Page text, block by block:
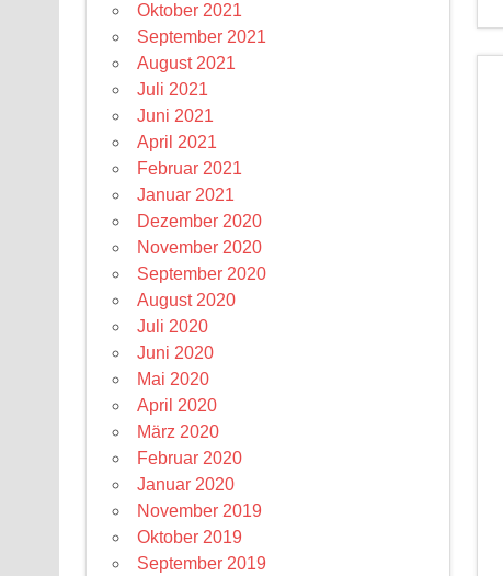
Oktober 2021
September 2021
August 2021
Juli 2021
Juni 2021
April 2021
Februar 2021
Januar 2021
Dezember 2020
November 2020
September 2020
August 2020
Juli 2020
Juni 2020
Mai 2020
April 2020
März 2020
Februar 2020
Januar 2020
November 2019
Oktober 2019
September 2019